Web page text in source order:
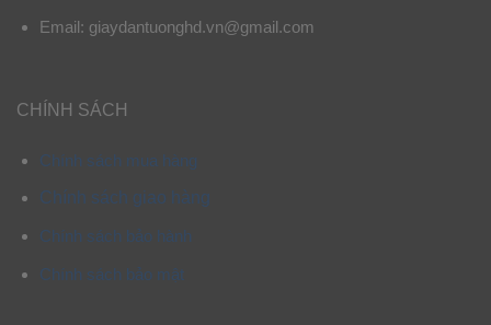
Email: giaydantuonghd.vn@gmail.com
CHÍNH SÁCH
Chính sách mua hàng
Chính sách giao hàng
Chính sách bảo hành
Chính sách bảo mật